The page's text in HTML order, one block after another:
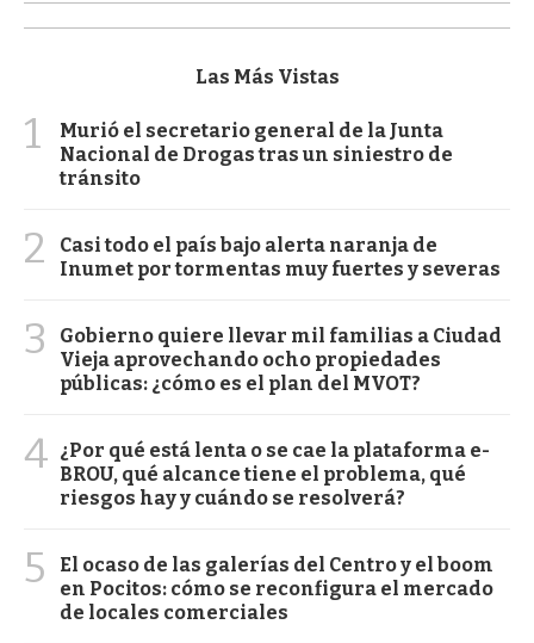
Las Más Vistas
1
Murió el secretario general de la Junta
Nacional de Drogas tras un siniestro de
tránsito
2
Casi todo el país bajo alerta naranja de
Inumet por tormentas muy fuertes y severas
3
Gobierno quiere llevar mil familias a Ciudad
Vieja aprovechando ocho propiedades
públicas: ¿cómo es el plan del MVOT?
4 ¿Por qué está lenta o se cae la plataforma e-
BROU, qué alcance tiene el problema, qué
riesgos hay y cuándo se resolverá?
5
El ocaso de las galerías del Centro y el boom
en Pocitos: cómo se reconfigura el mercado
de locales comerciales